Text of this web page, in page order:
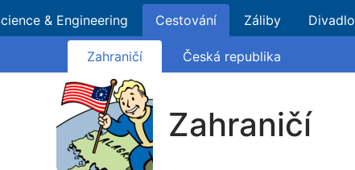
& Engineering Cestování Záliby Divadlo
Zahraničí Česká republika
Zahraničí